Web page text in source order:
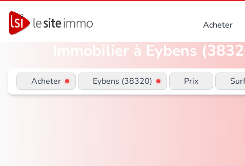
Acheter
Immobilier à Eybens
Acheter Eybens (38320) Prix